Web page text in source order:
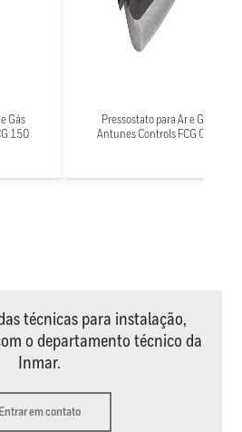
Gás
150
Pressostato para Ar e Gás
Antunes Controls FCG 050
técnicas para instalação,
o departamento técnico da
Inmar.
Entrar em contato